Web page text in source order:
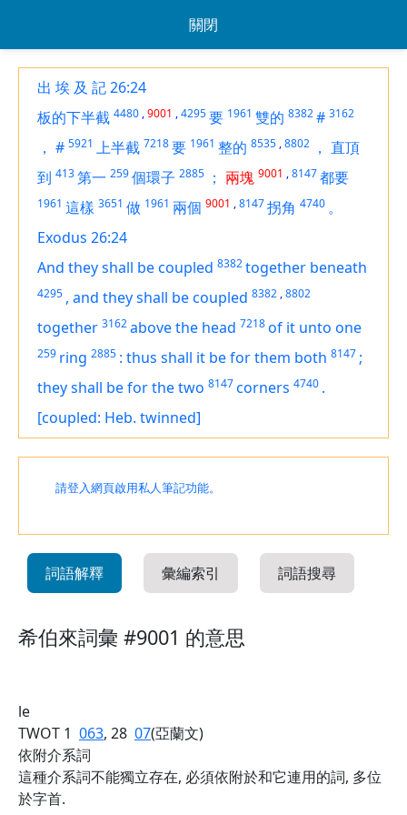
關閉
出 埃 及 記 26:24
板的下半截 4480 ,9001 ,4295要 1961 雙的 8382# 3162
， # 5921 上半截 7218要 1961 整的 8535 ,8802 ， 直頂
到 413第一 259個環子 2885 ； 兩塊 9001 ,8147都要
1961 這樣 3651 做 1961 兩個 9001 ,8147拐角 4740 。
Exodus 26:24
And they shall be coupled 8382together beneath
4295 , and they shall be coupled 8382 ,8802
together 3162above the head 7218of it unto one
259 ring 2885 : thus shall it be for them both 8147 ;
they shall be for the two 8147corners 4740 .
[coupled: Heb. twinned]
請登入網頁啟用私人筆記功能。
詞語解釋 彙編索引 詞語搜尋
希伯來詞彙 #9001 的意思
le
TWOT 1 063, 28 07(亞蘭文)
依附介系詞
這種介系詞不能獨立存在, 必須依附於和它連用的詞, 多位
於字首.